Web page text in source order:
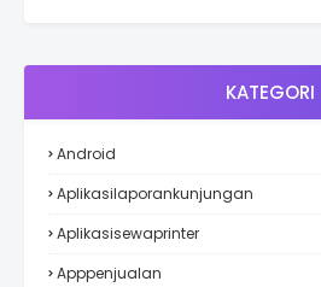
KATEGORI
Android
Aplikasilaporankunjungan
Aplikasisewaprinter
Apppenjualan